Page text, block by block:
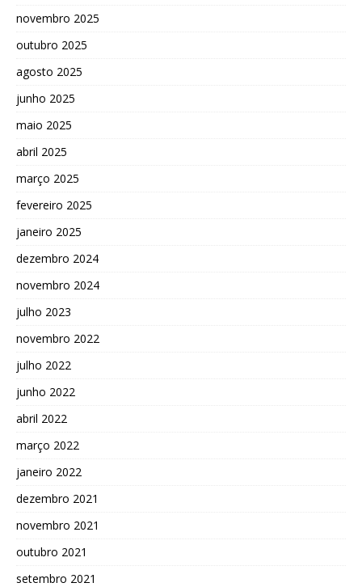
novembro 2025
outubro 2025
agosto 2025
junho 2025
maio 2025
abril 2025
março 2025
fevereiro 2025
janeiro 2025
dezembro 2024
novembro 2024
julho 2023
novembro 2022
julho 2022
junho 2022
abril 2022
março 2022
janeiro 2022
dezembro 2021
novembro 2021
outubro 2021
setembro 2021